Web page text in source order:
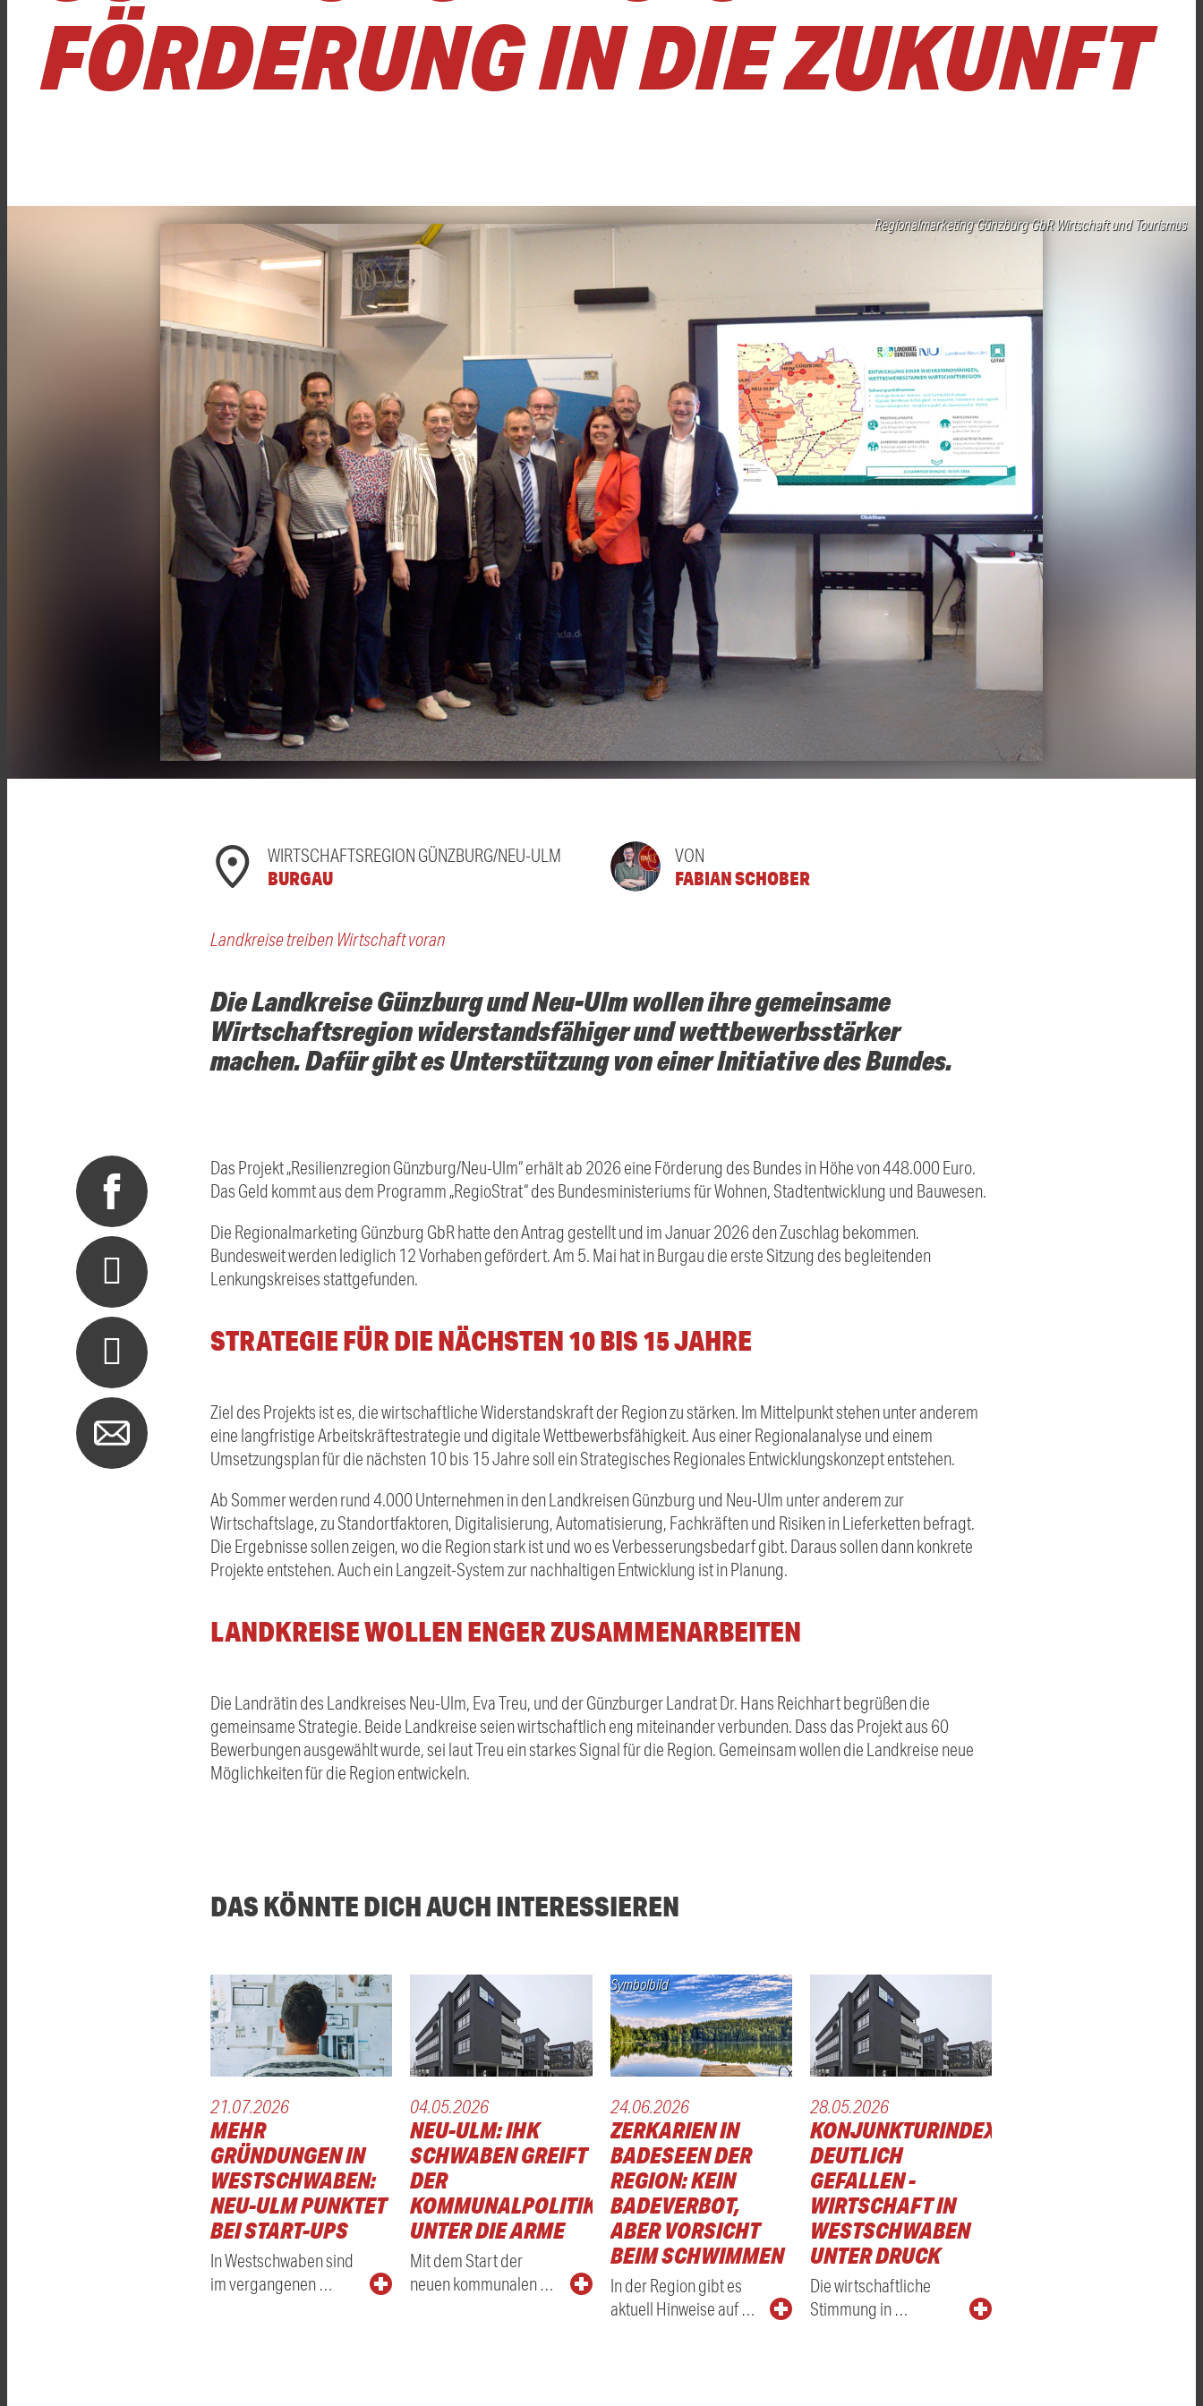
FÖRDERUNG IN DIE ZUKUNFT
Regionalmarketing Günzburg GbR Wirtschaft und Tourismus
WIRTSCHAFTSREGION GÜNZBURG/NEU-ULM
BURGAU
VON
FABIAN SCHOBER
Landkreise treiben Wirtschaft voran
Die Landkreise Günzburg und Neu-Ulm wollen ihre gemeinsame
Wirtschaftsregion widerstandsfähiger und wettbewerbsstärker
machen. Dafür gibt es Unterstützung von einer Initiative des Bundes.
Das Projekt „Resilienzregion Günzburg/Neu-Ulm“ erhält ab 2026 eine Förderung des Bundes in Höhe von 448.000 Euro.
Das Geld kommt aus dem Programm „RegioStrat“ des Bundesministeriums für Wohnen, Stadtentwicklung und Bauwesen.
Die Regionalmarketing Günzburg GbR hatte den Antrag gestellt und im Januar 2026 den Zuschlag bekommen.
Bundesweit werden lediglich 12 Vorhaben gefördert. Am 5. Mai hat in Burgau die erste Sitzung des begleitenden
Lenkungskreises stattgefunden.
STRATEGIE FÜR DIE NÄCHSTEN 10 BIS 15 JAHRE
Ziel des Projekts ist es, die wirtschaftliche Widerstandskraft der Region zu stärken. Im Mittelpunkt stehen unter anderem
eine langfristige Arbeitskräftestrategie und digitale Wettbewerbsfähigkeit. Aus einer Regionalanalyse und einem
Umsetzungsplan für die nächsten 10 bis 15 Jahre soll ein Strategisches Regionales Entwicklungskonzept entstehen.
Ab Sommer werden rund 4.000 Unternehmen in den Landkreisen Günzburg und Neu-Ulm unter anderem zur
Wirtschaftslage, zu Standortfaktoren, Digitalisierung, Automatisierung, Fachkräften und Risiken in Lieferketten befragt.
Die Ergebnisse sollen zeigen, wo die Region stark ist und wo es Verbesserungsbedarf gibt. Daraus sollen dann konkrete
Projekte entstehen. Auch ein Langzeit-System zur nachhaltigen Entwicklung ist in Planung.
LANDKREISE WOLLEN ENGER ZUSAMMENARBEITEN
Die Landrätin des Landkreises Neu-Ulm, Eva Treu, und der Günzburger Landrat Dr. Hans Reichhart begrüßen die
gemeinsame Strategie. Beide Landkreise seien wirtschaftlich eng miteinander verbunden. Dass das Projekt aus 60
Bewerbungen ausgewählt wurde, sei laut Treu ein starkes Signal für die Region. Gemeinsam wollen die Landkreise neue
Möglichkeiten für die Region entwickeln.
DAS KÖNNTE DICH AUCH INTERESSIEREN
21.07.2026
MEHR
GRÜNDUNGEN IN
WESTSCHWABEN:
NEU-ULM PUNKTET
BEI START-UPS
In Westschwaben sind
im vergangenen …
04.05.2026
NEU-ULM: IHK
SCHWABEN GREIFT
DER
KOMMUNALPOLITIK
UNTER DIE ARME
Mit dem Start der
neuen kommunalen …
Symbolbild
24.06.2026
ZERKARIEN IN
BADESEEN DER
REGION: KEIN
BADEVERBOT,
ABER VORSICHT
BEIM SCHWIMMEN
In der Region gibt es
aktuell Hinweise auf …
28.05.2026
KONJUNKTURINDEX
DEUTLICH
GEFALLEN -
WIRTSCHAFT IN
WESTSCHWABEN
UNTER DRUCK
Die wirtschaftliche
Stimmung in …